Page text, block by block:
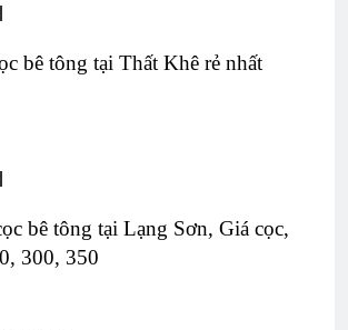
bê tông tại Thất Khê rẻ nhất
bê tông tại Lạng Sơn, Giá cọc,
300, 350